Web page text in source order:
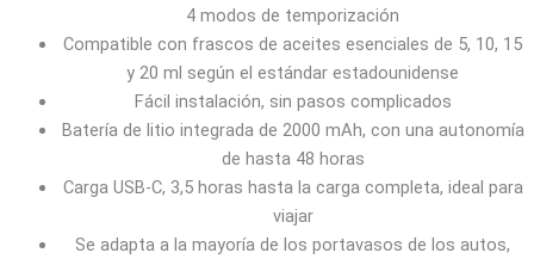
4 modos de temporización
Compatible con frascos de aceites esenciales de 5, 10, 15
y 20 ml según el estándar estadounidense
Fácil instalación, sin pasos complicados
Batería de litio integrada de 2000 mAh, con una autonomía
de hasta 48 horas
Carga USB-C, 3,5 horas hasta la carga completa, ideal para
viajar
Se adapta a la mayoría de los portavasos de los autos,